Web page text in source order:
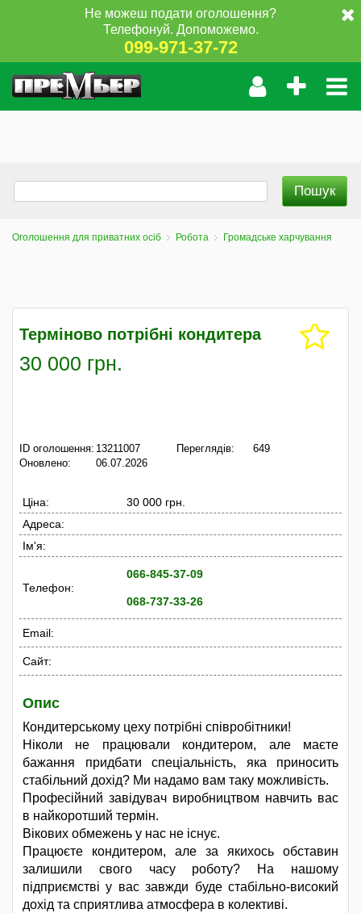
Не можеш подати оголошення?
Телефонуй. Допоможемо.
099-971-37-72
Оголошення для приватних осіб Робота Громадське харчування
Терміново потрібні кондитера
30 000 грн.
ID оголошення: 13211007
Оновлено:
06.07.2026
Переглядів: 649
Ціна:
30 000 грн.
Адреса:
Ім'я:
Телефон:
066-845-37-09
068-737-33-26
Email:
Сайт:
Опис
Кондитерському цеху потрібні співробітники!
Ніколи не працювали кондитером, але маєте
бажання придбати спеціальність, яка приносить
стабільний дохід? Ми надамо вам таку можливість.
Професійний завідувач виробництвом навчить вас
в найкоротший термін.
Вікових обмежень у нас не існує.
Працюєте кондитером, але за якихось обставин
залишили свого часу роботу? На нашому
підприємстві у вас завжди буде стабільно-високий
дохід та сприятлива атмосфера в колективі.